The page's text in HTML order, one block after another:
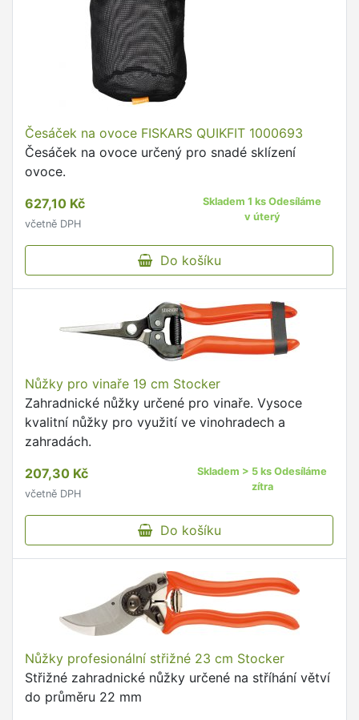
Česáček na ovoce FISKARS QUIKFIT 1000693
Česáček na ovoce určený pro snadé sklízení
ovoce.
627,10 Kč
včetně DPH
Skladem 1 ks Odesíláme
v úterý
Do košíku
Nůžky pro vinaře 19 cm Stocker
Zahradnické nůžky určené pro vinaře. Vysoce
kvalitní nůžky pro využití ve vinohradech a
zahradách.
207,30 Kč
včetně DPH
Skladem > 5 ks Odesíláme
zítra
Do košíku
Nůžky profesionální střižné 23 cm Stocker
Střižné zahradnické nůžky určené na stříhání větví
do průměru 22 mm